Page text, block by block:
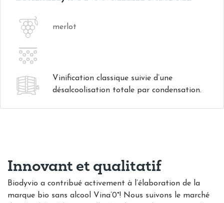
merlot
Vinification classique suivie d’une
désalcoolisation totale par condensation.
Innovant et qualitatif
Biodyvio a contribué activement à l’élaboration de la
marque bio sans alcool Vina’0°! Nous suivons le marché